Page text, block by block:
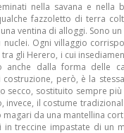
nella savana e nella
fazzoletto di terra
ventina di alloggi. Sono
Ogni villaggio
gli Herero, i cui
dalla forma delle
però, è la
sostituito sempre
invece, il costume
da una mantellina
treccine impastate di un